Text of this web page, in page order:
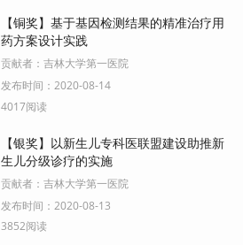
【铜奖】基于基因检测结果的精准治疗用
药方案设计实践
贡献者： 吉林大学第一医院
发布时间： 2020-08-14
4017阅读
【银奖】以新生儿专科医联盟建设助推新
生儿分级诊疗的实施
贡献者： 吉林大学第一医院
发布时间： 2020-08-13
3852阅读